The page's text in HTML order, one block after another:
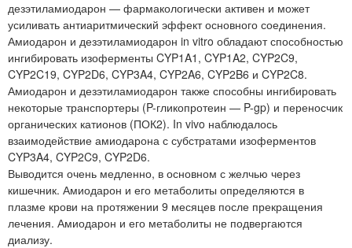
дезэтиламиодарон — фармакологически активен и может
усиливать антиаритмический эффект основного соединения.
Амиодарон и дезэтиламиодарон in vitro обладают способностью
ингибировать изоферменты CYP1A1, CYP1A2, CYP2C9,
CYP2C19, CYP2D6, CYP3A4, CYP2A6, CYP2B6 и CYP2C8.
Амиодарон и дезэтиламиодарон также способны ингибировать
некоторые транспортеры (P-гликопротеин — P-gp) и переносчик
органических катионов (ПОК2). In vivo наблюдалось
взаимодействие амиодарона с субстратами изоферментов
CYP3A4, CYP2C9, CYP2D6.
Выводится очень медленно, в основном с желчью через
кишечник. Амиодарон и его метаболиты определяются в
плазме крови на протяжении 9 месяцев после прекращения
лечения. Амиодарон и его метаболиты не подвергаются
диализу.